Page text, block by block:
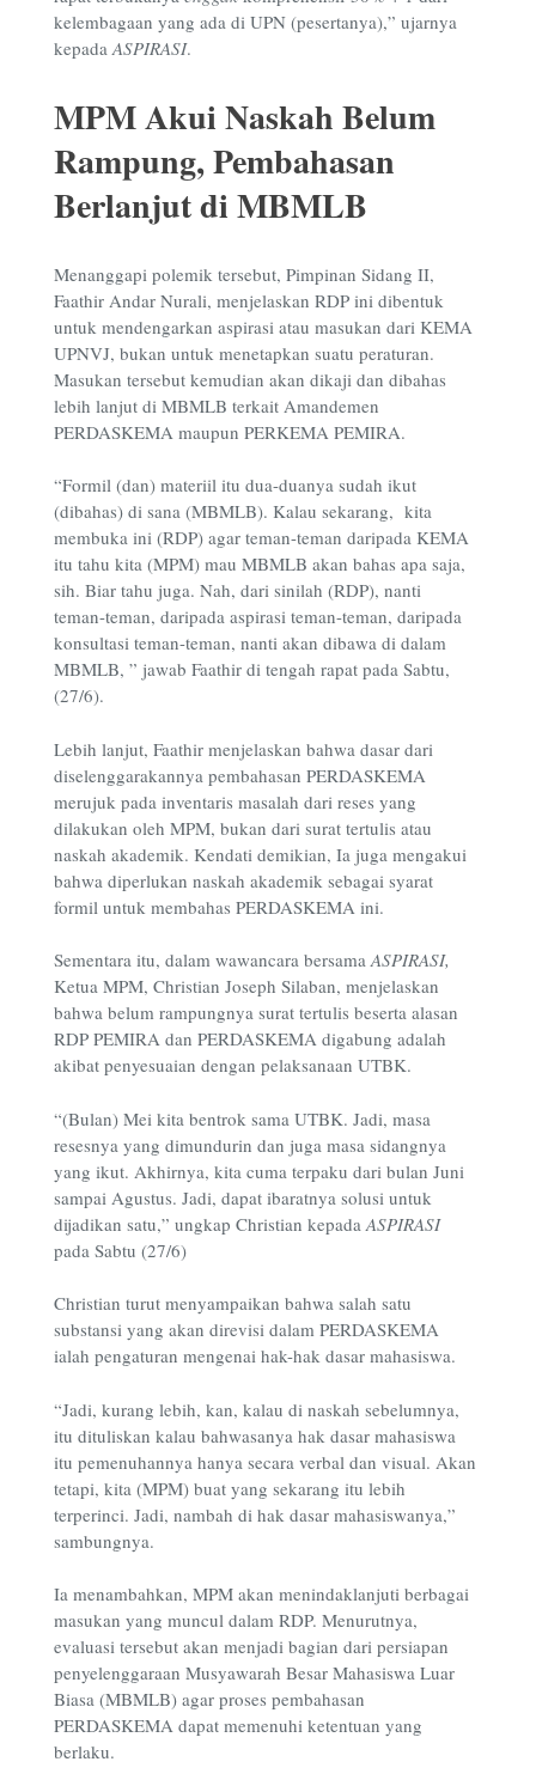
kelembagaan yang ada di UPN (pesertanya),” ujarnya
kepada ASPIRASI.
MPM Akui Naskah Belum
Rampung, Pembahasan
Berlanjut di MBMLB
Menanggapi polemik tersebut, Pimpinan Sidang II,
Faathir Andar Nurali, menjelaskan RDP ini dibentuk
untuk mendengarkan aspirasi atau masukan dari KEMA
UPNVJ, bukan untuk menetapkan suatu peraturan.
Masukan tersebut kemudian akan dikaji dan dibahas
lebih lanjut di MBMLB terkait Amandemen
PERDASKEMA maupun PERKEMA PEMIRA.
“Formil (dan) materiil itu dua-duanya sudah ikut
(dibahas) di sana (MBMLB). Kalau sekarang, kita
membuka ini (RDP) agar teman-teman daripada KEMA
itu tahu kita (MPM) mau MBMLB akan bahas apa saja,
sih. Biar tahu juga. Nah, dari sinilah (RDP), nanti
teman-teman, daripada aspirasi teman-teman, daripada
konsultasi teman-teman, nanti akan dibawa di dalam
MBMLB, ” jawab Faathir di tengah rapat pada Sabtu,
(27/6).
Lebih lanjut, Faathir menjelaskan bahwa dasar dari
diselenggarakannya pembahasan PERDASKEMA
merujuk pada inventaris masalah dari reses yang
dilakukan oleh MPM, bukan dari surat tertulis atau
naskah akademik. Kendati demikian, Ia juga mengakui
bahwa diperlukan naskah akademik sebagai syarat
formil untuk membahas PERDASKEMA ini.
Sementara itu, dalam wawancara bersamaASPIRASI,
Ketua MPM, Christian Joseph Silaban, menjelaskan
bahwa belum rampungnya surat tertulis beserta alasan
RDP PEMIRA dan PERDASKEMA digabung adalah
akibat penyesuaian dengan pelaksanaan UTBK.
“(Bulan) Mei kita bentrok sama UTBK. Jadi, masa
resesnya yang dimundurin dan juga masa sidangnya
yang ikut. Akhirnya, kita cuma terpaku dari bulan Juni
sampai Agustus. Jadi, dapat ibaratnya solusi untuk
dijadikan satu,” ungkap Christian kepada ASPIRASI
pada Sabtu (27/6)
Christian turut menyampaikan bahwa salah satu
substansi yang akan direvisi dalam PERDASKEMA
ialah pengaturan mengenai hak-hak dasar mahasiswa.
“Jadi, kurang lebih, kan, kalau di naskah sebelumnya,
itu dituliskan kalau bahwasanya hak dasar mahasiswa
itu pemenuhannya hanya secara verbal dan visual. Akan
tetapi, kita (MPM) buat yang sekarang itu lebih
terperinci. Jadi, nambah di hak dasar mahasiswanya,”
sambungnya.
Ia menambahkan, MPM akan menindaklanjuti berbagai
masukan yang muncul dalam RDP. Menurutnya,
evaluasi tersebut akan menjadi bagian dari persiapan
penyelenggaraan Musyawarah Besar Mahasiswa Luar
Biasa (MBMLB) agar proses pembahasan
PERDASKEMA dapat memenuhi ketentuan yang
berlaku.